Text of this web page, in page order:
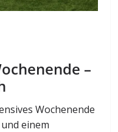
–
Wochenende
einem